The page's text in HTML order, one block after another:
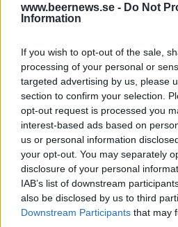
www.beernews.se - Do Not
Information
If you wish to opt-out of the sale,
processing of your personal or
targeted advertising by us, please
section to confirm your selection.
opt-out request is processed you
interest-based ads based on
us or personal information
your opt-out. You may separately
disclosure of your personal
IAB’s list of downstream
also be disclosed by us to third
Downstream Participants that may
Bild 1 av 6
Johanna Johansson och
kombinationen av